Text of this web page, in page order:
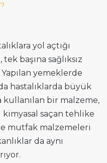
yol açtığı
başına sağlıksız
yemeklerde
hastalıklarda büyük
kullanılan bir malzeme,
saçan tehlike
mutfak malzemeleri
da aynı